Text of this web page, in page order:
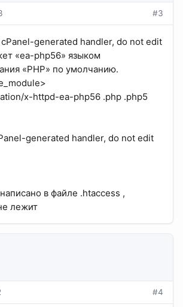
#3
generated handler, do not edit
«ea-php56» языком
«PHP» по умолчанию.
x-httpd-ea-php56 .php .php5
generated handler, do not edit
в файле .htaccess ,
лежит
#4